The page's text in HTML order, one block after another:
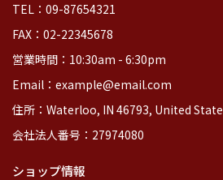
TEL：09-87654321
FAX：02-22345678
営業時間：10:30am - 6:30pm
Email：example@email.com
住所：Waterloo, IN 46793, United
会社法人番号：27974080
ショップ情報